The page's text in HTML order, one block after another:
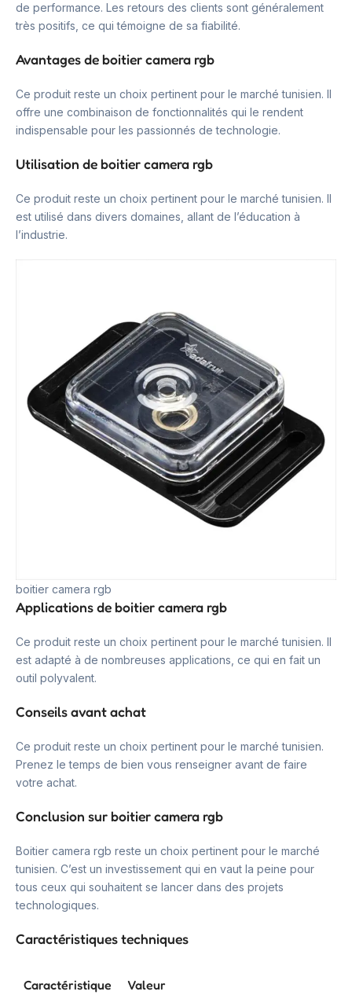
de performance. Les retours des clients sont généralement
très positifs, ce qui témoigne de sa fiabilité.
Avantages de boitier camera rgb
Ce produit reste un choix pertinent pour le marché tunisien. Il
offre une combinaison de fonctionnalités qui le rendent
indispensable pour les passionnés de technologie.
Utilisation de boitier camera rgb
Ce produit reste un choix pertinent pour le marché tunisien. Il
est utilisé dans divers domaines, allant de l’éducation à
l’industrie.
boitier camera rgb
Applications de boitier camera rgb
Ce produit reste un choix pertinent pour le marché tunisien. Il
est adapté à de nombreuses applications, ce qui en fait un
outil polyvalent.
Conseils avant achat
Ce produit reste un choix pertinent pour le marché tunisien.
Prenez le temps de bien vous renseigner avant de faire
votre achat.
Conclusion sur boitier camera rgb
Boitier camera rgb reste un choix pertinent pour le marché
tunisien. C’est un investissement qui en vaut la peine pour
tous ceux qui souhaitent se lancer dans des projets
technologiques.
Caractéristiques techniques
Caractéristique Valeur